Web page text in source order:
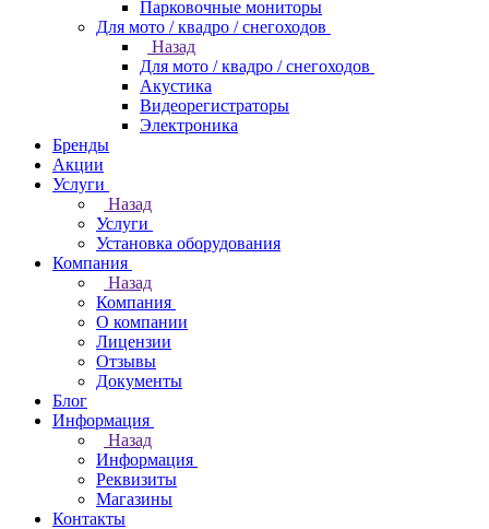
Парковочные мониторы
Для мото / квадро / снегоходов
Назад
Для мото / квадро / снегоходов
Акустика
Видеорегистраторы
Электроника
Бренды
Акции
Услуги
Назад
Услуги
Установка оборудования
Компания
Назад
Компания
О компании
Лицензии
Отзывы
Документы
Блог
Информация
Назад
Информация
Реквизиты
Магазины
Контакты